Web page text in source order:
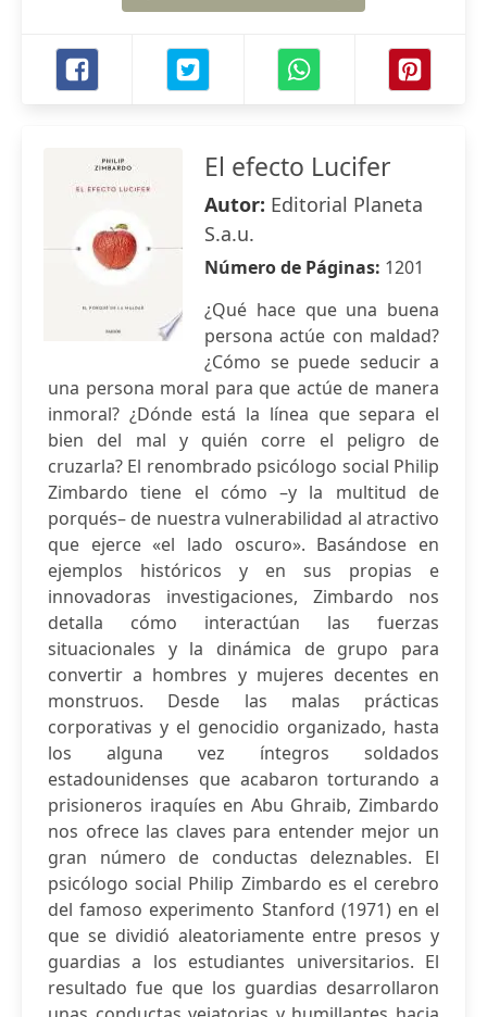
El efecto Lucifer
Autor: Editorial Planeta
S.a.u.
Número de Páginas: 1201
¿Qué hace que una buena
persona actúe con maldad?
¿Cómo se puede seducir a
una persona moral para que actúe de manera
inmoral? ¿Dónde está la línea que separa el
bien del mal y quién corre el peligro de
cruzarla? El renombrado psicólogo social Philip
Zimbardo tiene el cómo –y la multitud de
porqués– de nuestra vulnerabilidad al atractivo
que ejerce «el lado oscuro». Basándose en
ejemplos históricos y en sus propias e
innovadoras investigaciones, Zimbardo nos
detalla cómo interactúan las fuerzas
situacionales y la dinámica de grupo para
convertir a hombres y mujeres decentes en
monstruos. Desde las malas prácticas
corporativas y el genocidio organizado, hasta
los alguna vez íntegros soldados
estadounidenses que acabaron torturando a
prisioneros iraquíes en Abu Ghraib, Zimbardo
nos ofrece las claves para entender mejor un
gran número de conductas deleznables. El
psicólogo social Philip Zimbardo es el cerebro
del famoso experimento Stanford (1971) en el
que se dividió aleatoriamente entre presos y
guardias a los estudiantes universitarios. El
resultado fue que los guardias desarrollaron